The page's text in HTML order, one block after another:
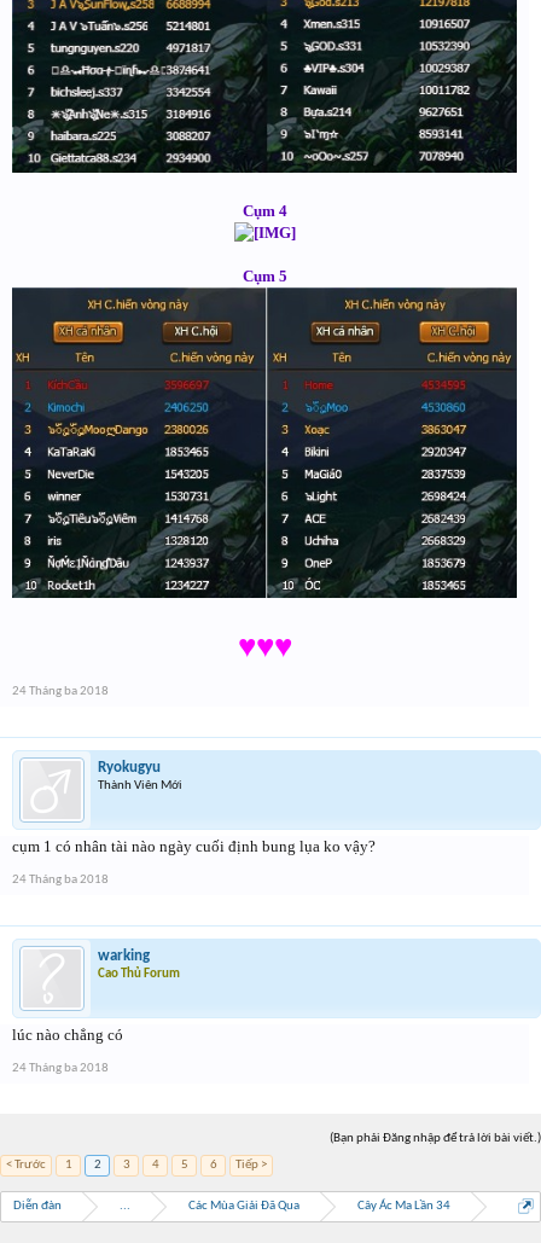
Cụm 4
Cụm 5
♥♥♥
24 Tháng ba 2018
Ryokugyu
Thành Viên Mới
cụm 1 có nhân tài nào ngày cuối định bung lụa ko vậy?
24 Tháng ba 2018
warking
Cao Thủ Forum
lúc nào chẳng có
24 Tháng ba 2018
(Bạn phải Đăng nhập để trả lời bài viết.)
< Trước
1 2 3 4 5 6 Tiếp >
Diễn đàn ... Các Mùa Giải Đã Qua Cây Ác Ma Lần 34